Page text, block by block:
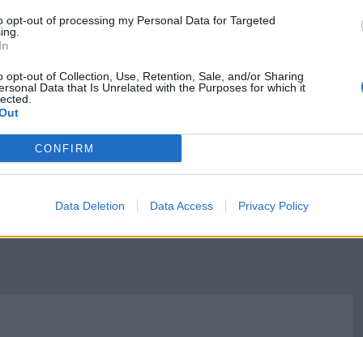
opt-out of processing my Personal Data for Targeted
opt-out of Collection, Use, Retention, Sale, and/or Sharing
Data that Is Unrelated with the Purposes for which it
CONFIRM
Data Deletion Data Access Privacy Policy
– porównanie postaw
Władysława Reymonta
Stanisława Reymonta
Władysława Reymonta